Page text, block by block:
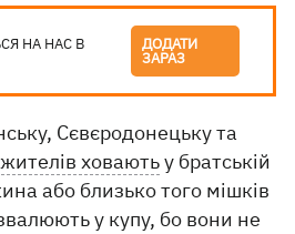
НА НАС В ДОДАТИ
ЗАРАЗ
Сєвєродонецьку та
ховаютьу братській
або близько того мішків
у купу, бо вони не